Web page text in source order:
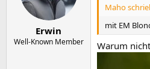
Erwin
Well-Known Member
Maho
mit EM
Warum